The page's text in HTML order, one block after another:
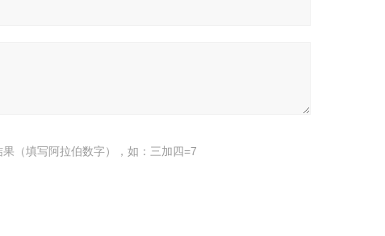
（填写阿拉伯数字），如：三加四=7